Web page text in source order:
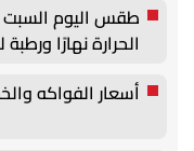
الحرارة نهارًا ورطبة
أسعار الفواكه